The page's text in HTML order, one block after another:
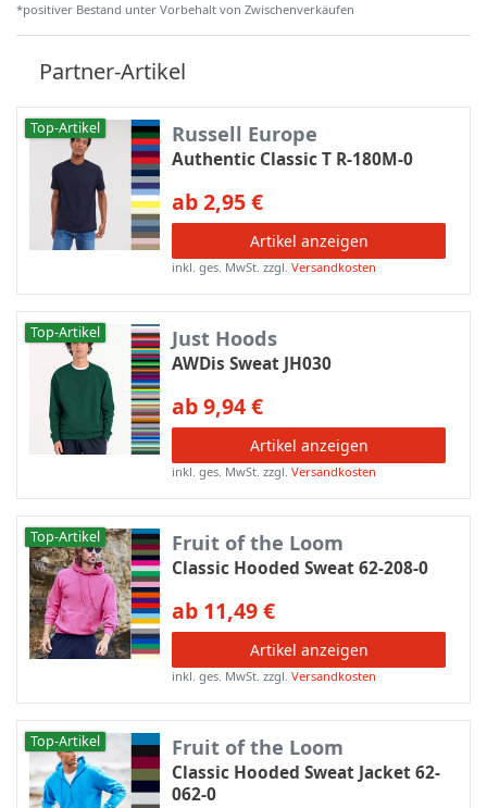
*positiver Bestand unter Vorbehalt von Zwischenverkäufen
Partner-Artikel
Top-Artikel Russell Europe
Authentic Classic T R-180M-0
ab 2,95 €
Artikel anzeigen
inkl. ges. MwSt. zzgl.Versandkosten
Top-Artikel Just Hoods
AWDis Sweat JH030
ab 9,94 €
Artikel anzeigen
inkl. ges. MwSt. zzgl.Versandkosten
Top-Artikel Fruit of the Loom
Classic Hooded Sweat 62-208-0
ab 11,49 €
Artikel anzeigen
inkl. ges. MwSt. zzgl.Versandkosten
Top-Artikel Fruit of the Loom
Classic Hooded Sweat Jacket 62-
062-0